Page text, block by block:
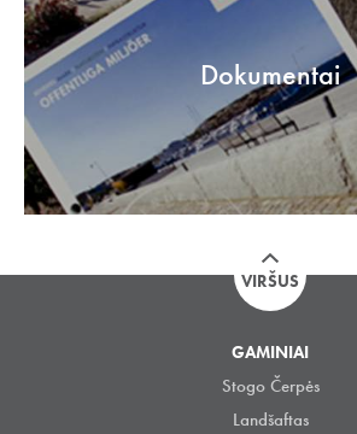
Dokumentai
VIRŠUS
GAMINIAI
Stogo Čerpės
Landšaftas